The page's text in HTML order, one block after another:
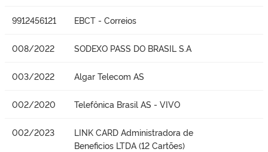
9912456121 EBCT - Correios
008/2022 SODEXO PASS DO BRASIL S.A
003/2022 Algar Telecom AS
002/2020 Telefônica Brasil AS - VIVO
002/2023
LINK CARD Administradora de
Beneficios LTDA (12 Cartões)